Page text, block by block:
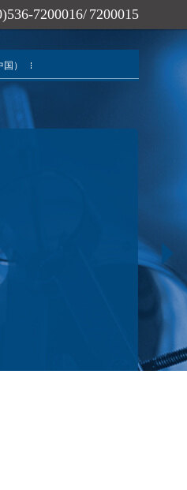
7200016/ 7200015
）